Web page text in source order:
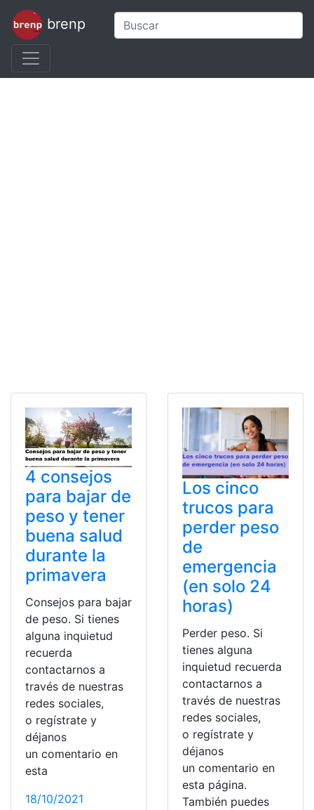
brenp
4 consejos
para bajar de
peso y tener
buena salud
durante la
primavera
Consejos para bajar
de peso. Si tienes
alguna inquietud
recuerda
contactarnos a
través de nuestras
redes sociales,
o regístrate y
déjanos
un comentario en
esta
18/10/2021
Los cinco
trucos para
perder peso
de
emergencia
(en solo 24
horas)
Perder peso. Si
tienes alguna
inquietud recuerda
contactarnos a
través de nuestras
redes sociales,
o regístrate y
déjanos
un comentario en
esta página.
También puedes